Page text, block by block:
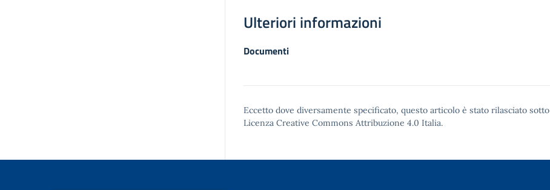
Ulteriori informazioni
Documenti
Eccetto dove diversamente specificato, questo articolo è stato rilasciato sotto
Licenza Creative Commons Attribuzione 4.0 Italia.